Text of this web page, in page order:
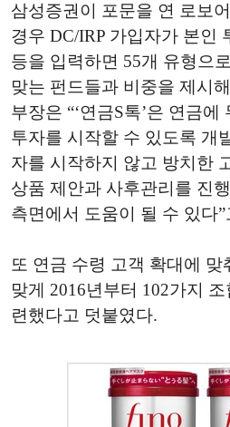
삼성증권이 포문을 연 로보
경우 DC/IRP 가입자가 본인
등을 입력하면 55개 유형으
맞는 펀드들과 비중을 제시
부장은 “‘연금S톡’은 연금에
투자를 시작할 수 있도록 개
자를 시작하지 않고 방치한
상품 제안과 사후관리를 진
측면에서 도움이 될 수 있다
또 연금 수령 고객 확대에 맞
맞게 2016년부터 102가지
련했다고 덧붙였다.